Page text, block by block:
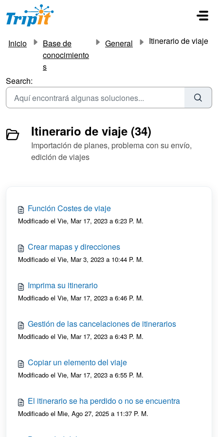
Saltar al contenido principal
Inicio
Base de
conocimiento
s
General Itinerario de viaje
Search:
Itinerario de viaje (34)
Importación de planes, problema con su envío,
edición de viajes
Función Costes de viaje
Modificado el Vie, Mar 17, 2023 a 6:23 P. M.
Crear mapas y direcciones
Modificado el Vie, Mar 3, 2023 a 10:44 P. M.
Imprima su itinerario
Modificado el Vie, Mar 17, 2023 a 6:46 P. M.
Gestión de las cancelaciones de itinerarios
Modificado el Vie, Mar 17, 2023 a 6:43 P. M.
Copiar un elemento del viaje
Modificado el Vie, Mar 17, 2023 a 6:55 P. M.
El itinerario se ha perdido o no se encuentra
Modificado el Mie, Ago 27, 2025 a 11:37 P. M.